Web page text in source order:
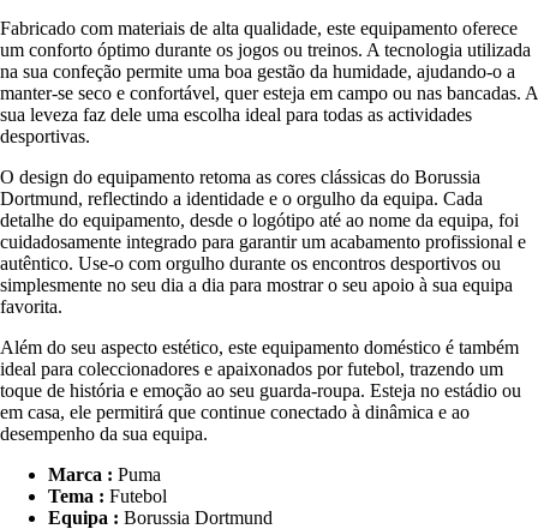
Fabricado com materiais de alta qualidade, este equipamento oferece
um conforto óptimo durante os jogos ou treinos. A tecnologia utilizada
na sua confeção permite uma boa gestão da humidade, ajudando-o a
manter-se seco e confortável, quer esteja em campo ou nas bancadas. A
sua leveza faz dele uma escolha ideal para todas as actividades
desportivas.
O design do equipamento retoma as cores clássicas do Borussia
Dortmund, reflectindo a identidade e o orgulho da equipa. Cada
detalhe do equipamento, desde o logótipo até ao nome da equipa, foi
cuidadosamente integrado para garantir um acabamento profissional e
autêntico. Use-o com orgulho durante os encontros desportivos ou
simplesmente no seu dia a dia para mostrar o seu apoio à sua equipa
favorita.
Além do seu aspecto estético, este equipamento doméstico é também
ideal para coleccionadores e apaixonados por futebol, trazendo um
toque de história e emoção ao seu guarda-roupa. Esteja no estádio ou
em casa, ele permitirá que continue conectado à dinâmica e ao
desempenho da sua equipa.
Marca : Puma
Tema : Futebol
Equipa : Borussia Dortmund